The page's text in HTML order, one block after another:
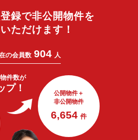
録で非公開物件を
ただけます！
の会員数 904 人
物件数が
プ！
公開物件＋
非公開物件
6,654 件